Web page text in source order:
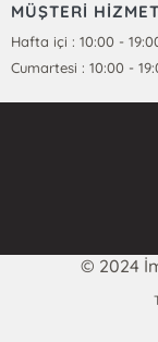
MÜŞTERİ
Hafta içi : 10:00 -
Cumartesi : 10:00 -
© 2024